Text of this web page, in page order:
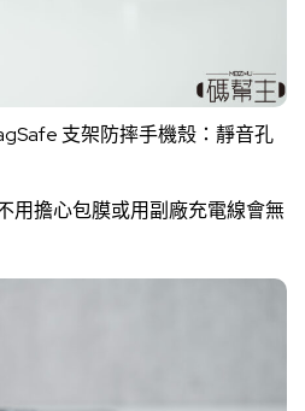
支架防摔手機殼：靜音孔
用擔心包膜或用副廠充電線會無